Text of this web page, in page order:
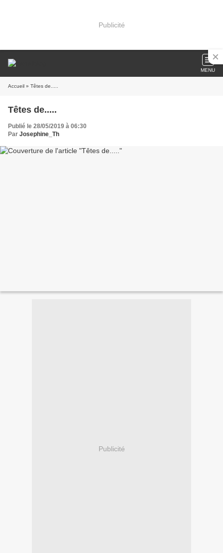
Publicité
MENU
Accueil » Têtes de.....
Têtes de.....
Publié le 28/05/2019 à 06:30
Par Josephine_Th
Publicité